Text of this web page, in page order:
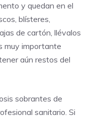
y quedan en el
blísteres,
de cartón, llévalos
muy importante
aún restos del
sobrantes de
sanitario. Si